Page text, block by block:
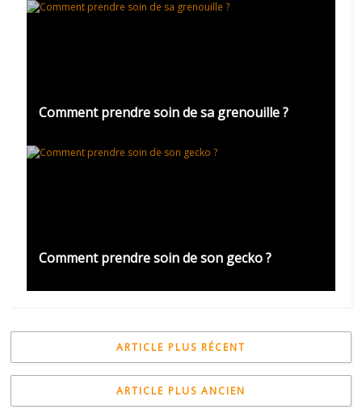
Comment prendre soin de sa grenouille ?
Comment prendre soin de son gecko ?
ARTICLE PLUS RÉCENT
ARTICLE PLUS ANCIEN